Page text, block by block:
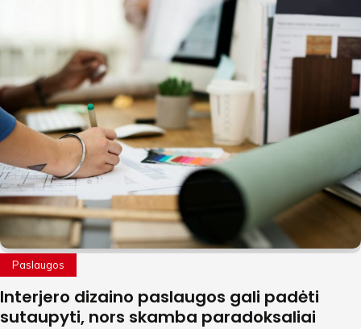
Paslaugos
Interjero dizaino paslaugos gali padėti
sutaupyti, nors skamba paradoksaliai